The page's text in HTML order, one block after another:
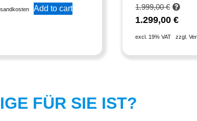
Add to cart 1.999,00€
1.299,00€
excl. 19% VAT zzgl.
FÜR SIE IST?